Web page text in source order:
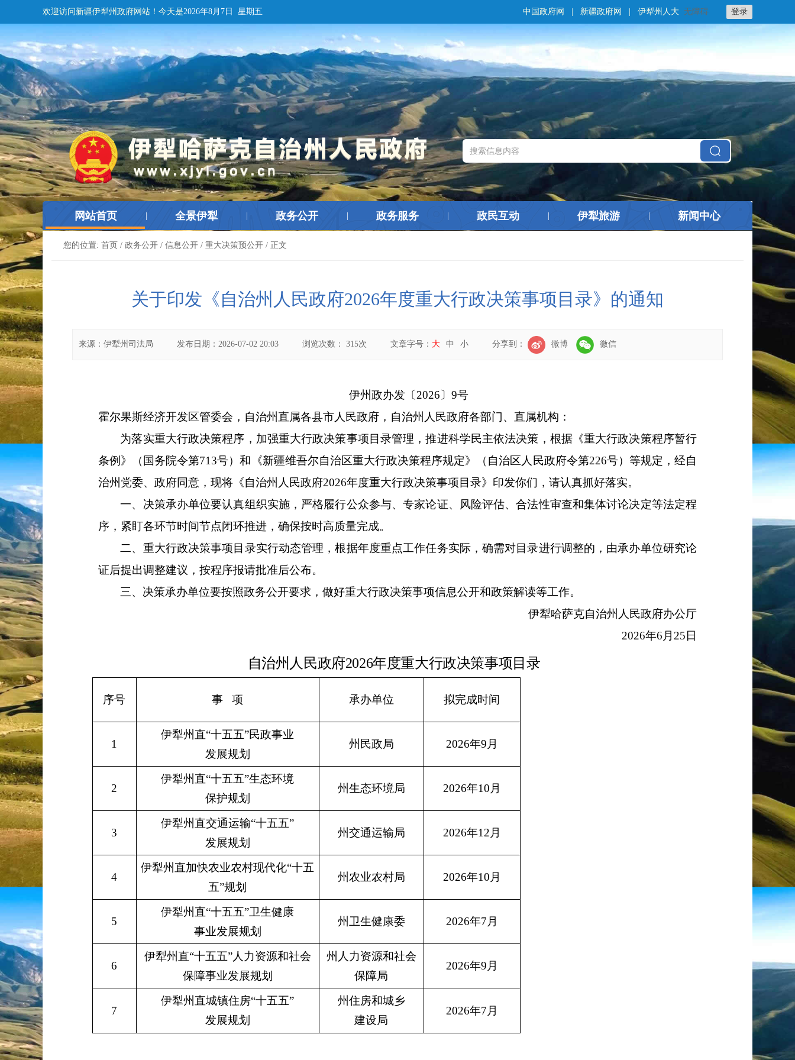
欢迎访问新疆伊犁州政府网站！ 今天是2026年8月7日 星期五 登录
无障碍
中国政府网 新疆政府网 伊犁州人大
网站首页 全景伊犁 政务公开 政务服务 政民互动 伊犁旅游 新闻中心
您的位置: 首页 / 政务公开 / 信息公开 / 重大决策预公开 / 正文
关于印发《自治州人民政府2026年度重大行政决策事项目录》的通知
来源： 伊犁州司法局 发布日期： 2026-07-02 20:03 浏览次数： 315次 文章字号： 大 中 小 分享到： 微博 微信
伊州政办发〔2026〕 9号
霍尔果斯经济开发区管委会，自治州直属各县市人民政府，自治州人民政府各部门、直属机构 ：
为落实重大行政决策程序，加强重大行政决策事项目录管理，推进科学民主依法决策，根据《重大行政决策程序暂行
条例》（国务院令第713号）和《新疆维吾尔自治区重大行政决策程序规定》（自治区人民政府令第226号）等规定，经自
治州党委、政府同意，现将《自治州人民政府2026年度重大行政决策事项目录》印发你们， 请认真抓好落实。
一、决策承办单位要认真组织实施，严格履行公众参与、专家论证、风险评估、合法性审查和集体讨论决定等法定程
序， 紧盯各环节时间节点闭环推进， 确保按时高质量完成。
二、重大行政决策事项目录实行动态管理，根据年度重点工作任务实际，确需对目录进行调整的，由承办单位研究论
证后提出调整建议，按程序报请批准后公布。
三、决策承办单位要按照政务公开要求，做好重大行政决策事项信息公开和政策解读等工作。
伊犁哈萨克自治州人民政府办公厅
2026年6 月 25日
自治州人民政府2026年度重大行政决策事项目录
序号 事 项 承办单位 拟完成时间
1
伊犁州直“十五五”民政事业
发展规划
州民政局 2026年9 月
2
伊犁州直“十五五”生态环境
保护规划
州生态环境局 2026年10 月
3
伊犁州直交通运输“十五五”
发展规划
州交通运输局 2026年12 月
4
伊犁州直加快农业农村现代化“十五
五”规划
州农业农村局 2026年10 月
5
伊犁州直“十五五”卫生健康
事业发展规划
州卫生健康委 2026年7 月
6
伊犁州直“十五五”人力资源和社会
保障事业发展规划
州人力资源和社会
保障局
2026年9 月
7
伊犁州直城镇住房“十五五”
发展规划
州住房和城乡
建设局
2026年7 月